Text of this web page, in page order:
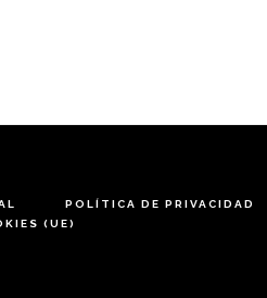
POLÍTICA DE PRIVACIDAD
(UE)